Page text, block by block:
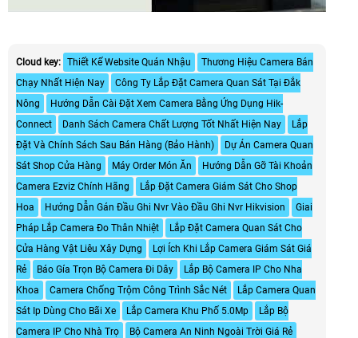
Cloud key: Thiết Kế Website Quán Nhậu
Thương Hiệu Camera Bán
Chạy Nhất Hiện Nay
Công Ty Lắp Đặt Camera Quan Sát Tại Đắk
Nông
Hướng Dẫn Cài Đặt Xem Camera Bằng Ứng Dụng Hik-
Connect
Danh Sách Camera Chất Lượng Tốt Nhất Hiện Nay
Lắp
Đặt Và Chính Sách Sau Bán Hàng (Bảo Hành)
Dự Án Camera Quan
Sát Shop Cửa Hàng
Máy Order Món Ăn
Hướng Dẫn Gỡ Tài Khoản
Camera Ezviz Chính Hãng
Lắp Đặt Camera Giám Sát Cho Shop
Hoa
Hướng Dẫn Gán Đầu Ghi Nvr Vào Đầu Ghi Nvr Hikvision
Giai
Pháp Lắp Camera Đo Thân Nhiệt
Lắp Đặt Camera Quan Sát Cho
Cửa Hàng Vật Liêu Xây Dựng
Lợi Ích Khi Lắp Camera Giám Sát Giá
Rẻ
Báo Gía Trọn Bộ Camera Đi Dây
Lắp Bộ Camera IP Cho Nha
Khoa
Camera Chống Trộm Công Trình Sắc Nét
Lắp Camera Quan
Sát Ip Dùng Cho Bãi Xe
Lắp Camera Khu Phố 5.0Mp
Lắp Bộ
Camera IP Cho Nhà Trọ
Bộ Camera An Ninh Ngoài Trời Giá Rẻ